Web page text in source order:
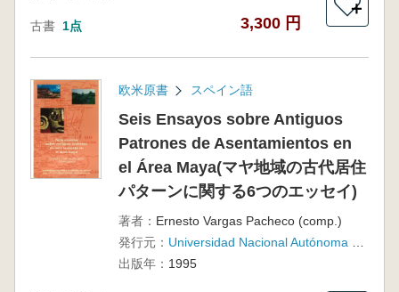
古書 1点 3,300 円
＋
欧米原書 スペイン語
Seis Ensayos sobre Antiguos
Patrones de Asentamientos en
el Área Maya(マヤ地域の古代居住
パターンに関する6つのエッセイ)
著者： Ernesto Vargas Pacheco (comp.)
発行元：
出版年： 1995